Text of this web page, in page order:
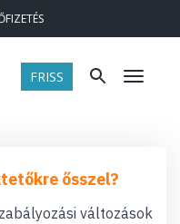
FRISS Menü
ősszel?
változások